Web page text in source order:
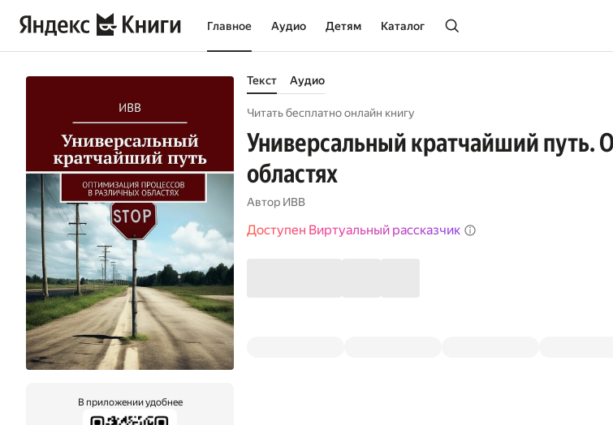
Главное Аудио Детям Каталог
В приложении удобнее
Текст Аудио
Читать бесплатно онлайн книгу
Универсальный кратчайший путь.
областях
Автор ИВВ
Доступен Виртуальный рассказчик